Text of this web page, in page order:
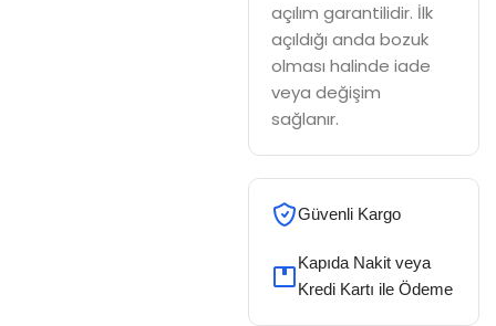
açılım garantilidir. İlk
açıldığı anda bozuk
olması halinde iade
veya değişim
sağlanır.
Güvenli Kargo
Kapıda Nakit veya
Kredi Kartı ile Ödeme